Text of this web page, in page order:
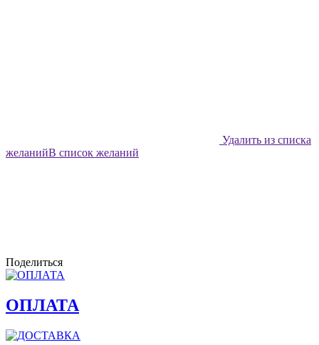
Удалить из списка
желанийВ список желаний
Поделиться
ОПЛАТА